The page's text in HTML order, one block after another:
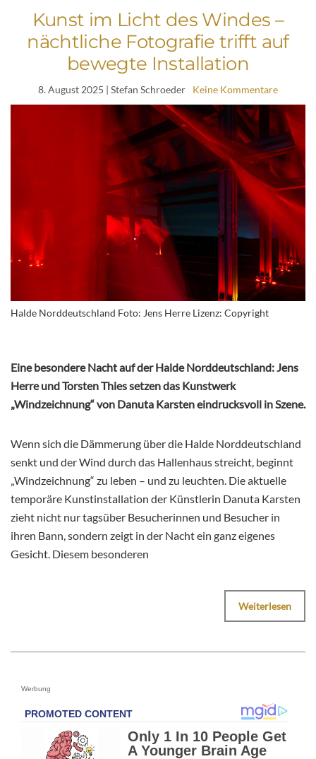
Kunst im Licht des Windes –
nächtliche Fotografie trifft auf
bewegte Installation
8. August 2025 | Stefan Schroeder Keine Kommentare
Halde Norddeutschland Foto: Jens Herre Lizenz: Copyright
Eine besondere Nacht auf der Halde Norddeutschland: Jens
Herre und Torsten Thies setzen das Kunstwerk
„Windzeichnung“ von Danuta Karsten eindrucksvoll in Szene.
Wenn sich die Dämmerung über die Halde Norddeutschland
senkt und der Wind durch das Hallenhaus streicht, beginnt
„Windzeichnung“ zu leben – und zu leuchten. Die aktuelle
temporäre Kunstinstallation der Künstlerin Danuta Karsten
zieht nicht nur tagsüber Besucherinnen und Besucher in
ihren Bann, sondern zeigt in der Nacht ein ganz eigenes
Gesicht. Diesem besonderen
Weiterlesen
Werbung